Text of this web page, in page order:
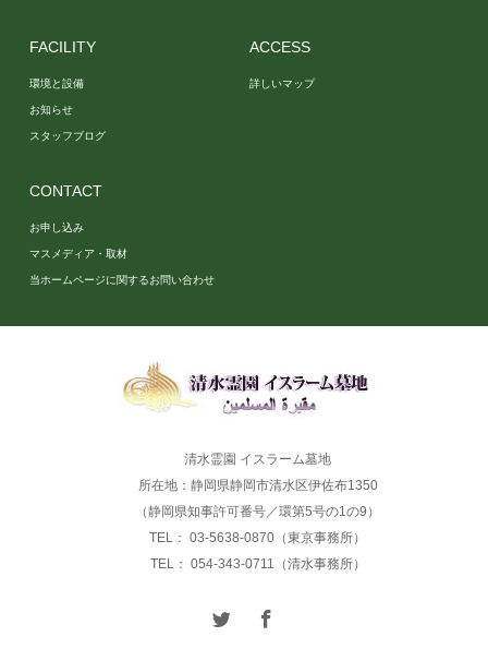
FACILITY
環境と設備
お知らせ
スタッフブログ
ACCESS
詳しいマップ
CONTACT
お申し込み
マスメディア・取材
当ホームページに関するお問い合わせ
清水霊園 イスラーム墓地
所在地：静岡県静岡市清水区伊佐布1350
（静岡県知事許可番号／環第5号の1の9）
TEL： 03-5638-0870（東京事務所）
TEL： 054-343-0711（清水事務所）